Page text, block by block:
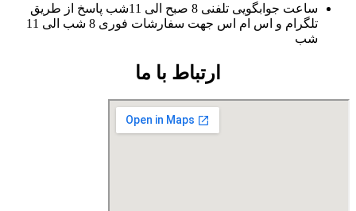
ساعت جوابگویی تلفنی 8 صبح الی 11شب پاسخ از طریق
تلگرام و اس ام اس جهت سفارشات فوری 8 شب الی 11
شب
ارتباط با ما